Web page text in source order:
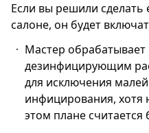
Если вы решили
салоне, он будет
Мастер обрабатывает
дезинфицирующим
для исключения
инфицирования, хотя
этом плане считается